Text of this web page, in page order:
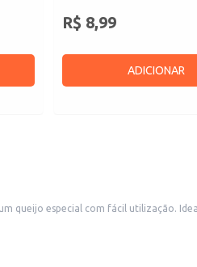
R$ 8,99
ADICIONAR
queijo especial com fácil utilização.